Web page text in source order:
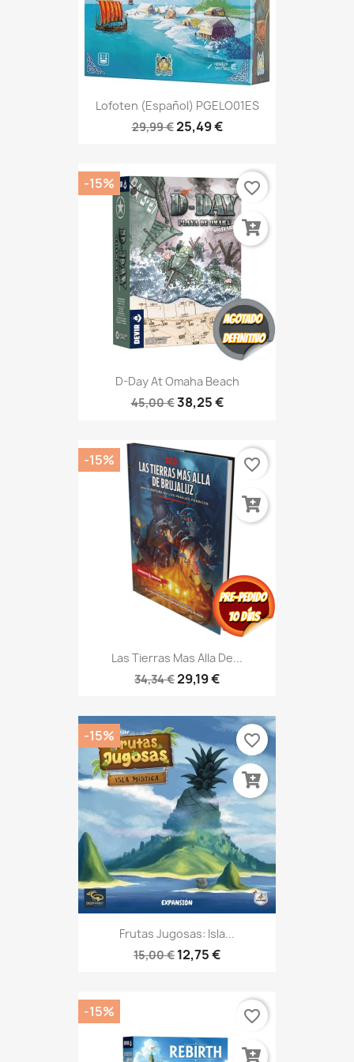
Lofoten (Español) PGELO01ES
29,99 €25,49 €
D-Day At Omaha Beach
45,00 €38,25 €
-15% favorite_border
Las Tierras Mas Alla De...
34,34 €29,19 €
-15% favorite_border
Frutas Jugosas: Isla...
15,00 € 12,75 €
-15% favorite_border
-15% favorite_border